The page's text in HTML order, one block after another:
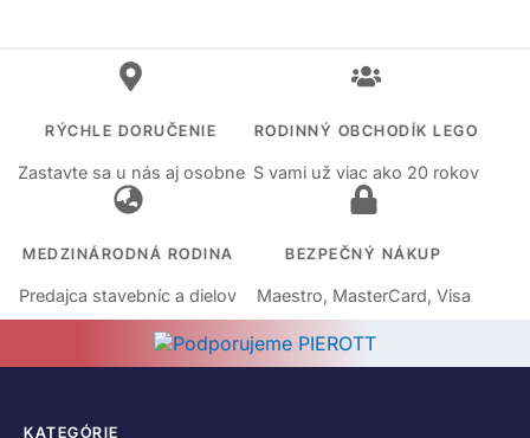
RÝCHLE DORUČENIE
Zastavte sa u nás aj osobne
RODINNÝ OBCHODÍK LEGO
S vami už viac ako 20 rokov
MEDZINÁRODNÁ RODINA
Predajca stavebníc a dielov
BEZPEČNÝ NÁKUP
Maestro, MasterCard, Visa
KATEGÓRIE